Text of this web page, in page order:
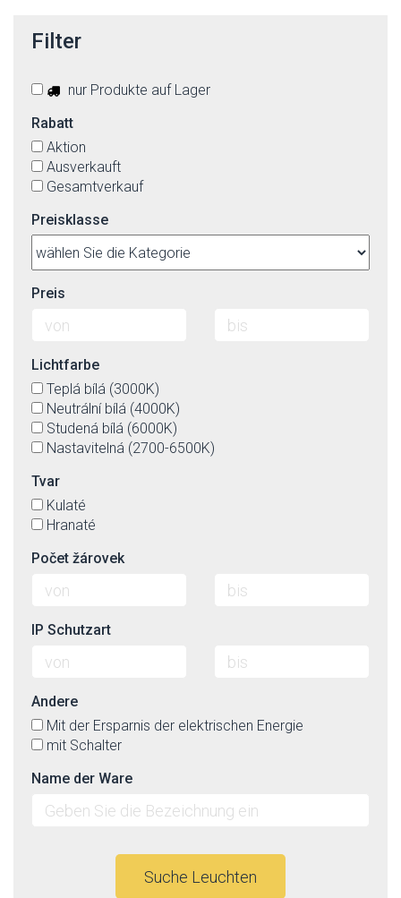
Filter
nur Produkte auf Lager
Rabatt
Aktion
Ausverkauft
Gesamtverkauf
Preisklasse
Preis
Lichtfarbe
Teplá bílá (3000K)
Neutrální bílá (4000K)
Studená bílá (6000K)
Nastavitelná (2700-6500K)
Tvar
Kulaté
Hranaté
Počet žárovek
IP Schutzart
Andere
Mit der Ersparnis der elektrischen Energie
mit Schalter
Name der Ware
Suche Leuchten